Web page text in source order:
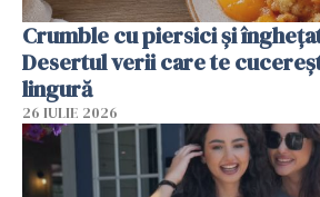
Crumble cu piersici și
Desertul verii care te
lingură
26 IULIE 2026